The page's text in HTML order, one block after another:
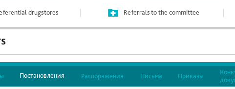
drugstores Referrals to the committee
Постановления Распоряжения Письма Приказы